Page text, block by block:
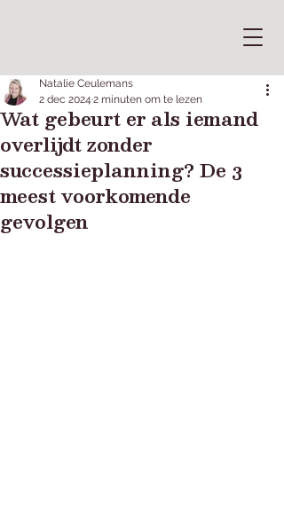
Wat gebeurt er als iemand
overlijdt zonder
successieplanning? De 3
meest voorkomende
gevolgen
Natalie Ceulemans
2 dec 2024 2 minuten om te lezen